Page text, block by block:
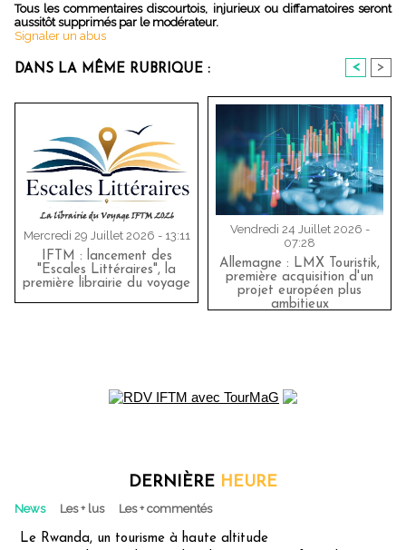
Tous les commentaires discourtois, injurieux ou diffamatoires seront
aussitôt supprimés par le modérateur.
Signaler un abus
DANS LA MÊME RUBRIQUE : < >
Mercredi 29 Juillet 2026 - 13:11
IFTM : lancement des
"Escales Littéraires", la
première librairie du voyage
Vendredi 24 Juillet 2026 -
07:28
Allemagne : LMX Touristik,
première acquisition d'un
projet européen plus
ambitieux
DERNIÈRE HEURE
News Les + lus Les + commentés
Le Rwanda, un tourisme à haute altitude